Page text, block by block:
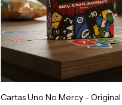
Cartas Uno No Mercy - Original